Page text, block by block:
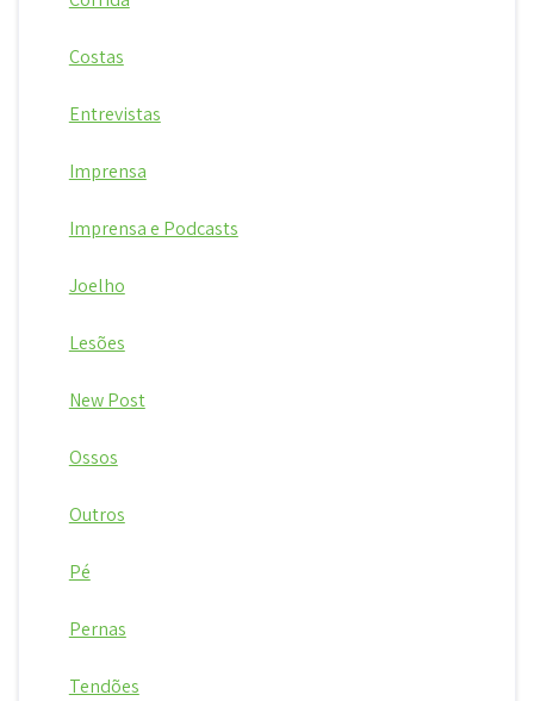
Costas
Entrevistas
Imprensa
Imprensa e Podcasts
Joelho
Lesões
New Post
Ossos
Outros
Pé
Pernas
Tendões